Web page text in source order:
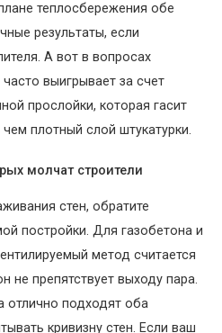
теплосбережения обе
результаты, если
А вот в вопросах
выигрывает за счет
прослойки, которая гасит
плотный слой штукатурки.
молчат строители
стен, обратите
постройки. Для газобетона и
метод считается
не препятствует выходу пара.
отлично подходят оба
кривизну стен. Если ваш